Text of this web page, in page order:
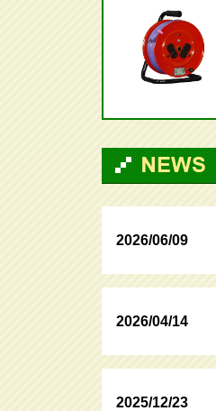
2026/06/09
2026/04/14
2025/12/23